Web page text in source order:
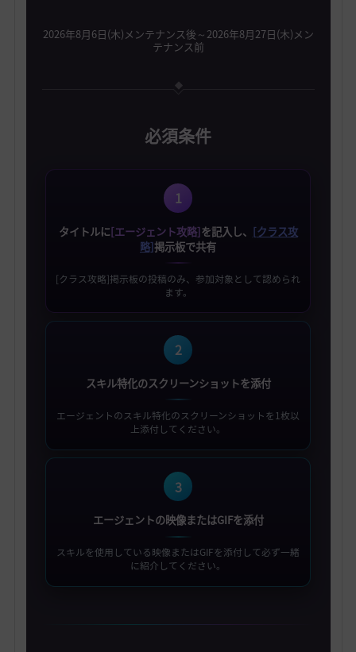
2026年8月6日(木)メンテナンス後～2026年8月27日(木)メン
テナンス前
必須条件
1
タイトルに[エージェント攻略]を記入し、 [クラス攻
略]掲示板で共有
[クラス攻略]掲示板の投稿のみ、参加対象として認められ
ます。
2
スキル特化のスクリーンショットを添付
エージェントのスキル特化のスクリーンショットを1枚以
上添付してください。
3
エージェントの映像またはGIFを添付
スキルを使用している映像またはGIFを添付して必ず一緒
に紹介してください。